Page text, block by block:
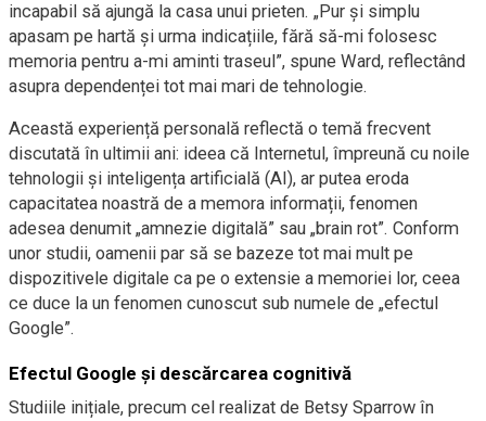
incapabil să ajungă la casa unui prieten. „Pur și simplu
apasam pe hartă și urma indicațiile, fără să-mi folosesc
memoria pentru a-mi aminti traseul”, spune Ward, reflectând
asupra dependenței tot mai mari de tehnologie.
Această experiență personală reflectă o temă frecvent
discutată în ultimii ani: ideea că Internetul, împreună cu noile
tehnologii și inteligența artificială (AI), ar putea eroda
capacitatea noastră de a memora informații, fenomen
adesea denumit „amnezie digitală” sau „brain rot”. Conform
unor studii, oamenii par să se bazeze tot mai mult pe
dispozitivele digitale ca pe o extensie a memoriei lor, ceea
ce duce la un fenomen cunoscut sub numele de „efectul
Google”.
Efectul Google și descărcarea cognitivă
Studiile inițiale, precum cel realizat de Betsy Sparrow în